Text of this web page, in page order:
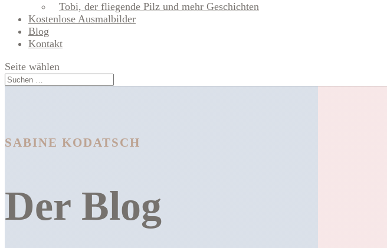
Tobi, der fliegende Pilz und mehr Geschichten
Kostenlose Ausmalbilder
Blog
Kontakt
Seite wählen
SABINE KODATSCH
Der Blog